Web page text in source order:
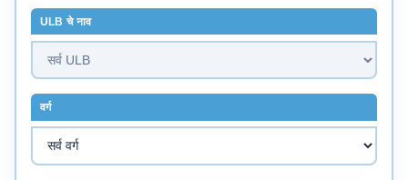
ULB चे नाव
वर्ग